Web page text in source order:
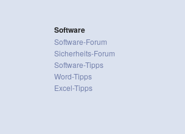
Software
Software-Forum
Sicherheits-Forum
Software-Tipps
Word-Tipps
Excel-Tipps